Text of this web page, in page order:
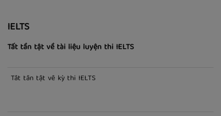
IELTS
Tất tần tật về tài liệu luyện thi IELTS
Tất tần tật về kỳ thi IELTS